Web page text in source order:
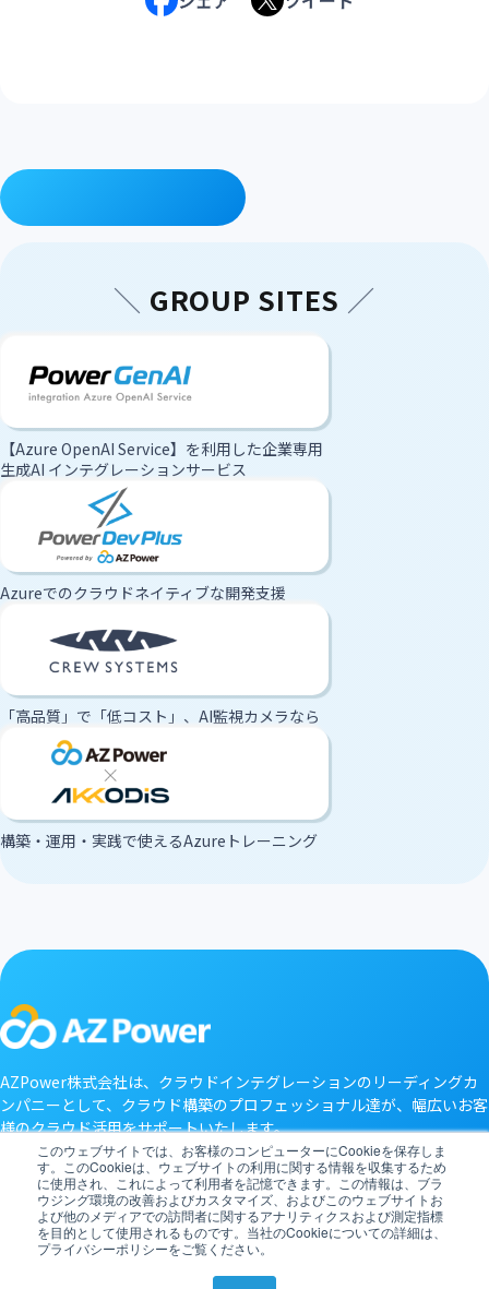
このウェブサイトでは、お客様のコンピューターにCookieを保存しま
す。このCookieは、ウェブサイトの利用に関する情報を収集するため
に使用され、これによって利用者を記憶できます。この情報は、ブラ
ウジング環境の改善およびカスタマイズ、およびこのウェブサイトお
よび他のメディアでの訪問者に関するアナリティクスおよび測定指標
を目的として使用されるものです。当社のCookieについての詳細は、
プライバシーポリシーをご覧ください。
＼ GROUP SITES ／
【Azure OpenAI Service】を利用した企業専用
生成AI インテグレーションサービス
Azureでのクラウドネイティブな開発支援
「高品質」で「低コスト」、AI監視カメラなら
構築・運用・実践で使えるAzureトレーニング
AZPower株式会社は、クラウドインテグレーションのリーディングカ
ンパニーとして、クラウド構築のプロフェッショナル達が、幅広いお客
様のクラウド活用をサポートいたします。
会社情報お問い合わせ個人情報保護方針
AZPower クラウドソリューションサービス利用規約
AZPower株式会社はMicrosoft AI Cloud Partner ProgramのSolutions
Partnerです。